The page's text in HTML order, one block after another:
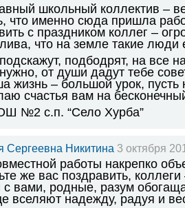
школьный коллектив –
что именно сюда пришла
с праздником коллег –
что на земле такие люди
подбодрят, на все
от души дадут тебе
жизнь – большой урок, пусть
счастья вам на
№2 с.п. “Село Хурба”
Сергеевна Никитина 3 октября
работы накрепко
же вас поздравить, коллеги
вами, родные, разум
вселяют надежду, радуя и